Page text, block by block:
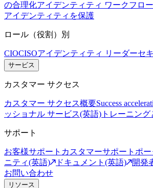
の合理化アイデンティティ ワークフロ
アイデンティティを保護
ロール（役割）別
CIOCISOアイデンティティ リーダーセ
サービス
カスタマー サクセス
カスタマー サクセス概要Success
ッショナル サービス(英語) トレーニン
サポート
お客様サポート カスタマーサポートポ
ニティ(英語)
ドキュメント(英語)
開発
お問い合わせ
リソース